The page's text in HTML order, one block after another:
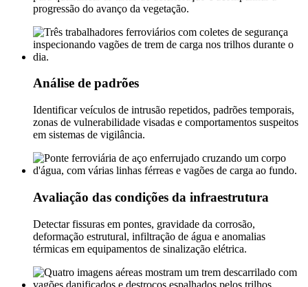
progressão do avanço da vegetação.
Análise de padrões
Identificar veículos de intrusão repetidos, padrões temporais,
zonas de vulnerabilidade visadas e comportamentos suspeitos
em sistemas de vigilância.
Avaliação das condições da infraestrutura
Detectar fissuras em pontes, gravidade da corrosão,
deformação estrutural, infiltração de água e anomalias
térmicas em equipamentos de sinalização elétrica.